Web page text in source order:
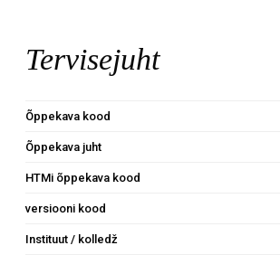
Tervisejuht
Õppekava kood
Õppekava juht
HTMi õppekava kood
versiooni kood
Instituut / kolledž